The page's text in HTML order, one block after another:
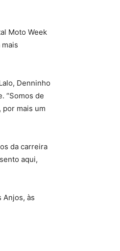
Moto Week
Denninho
“Somos de
por mais um
da carreira
aqui,
Anjos, às